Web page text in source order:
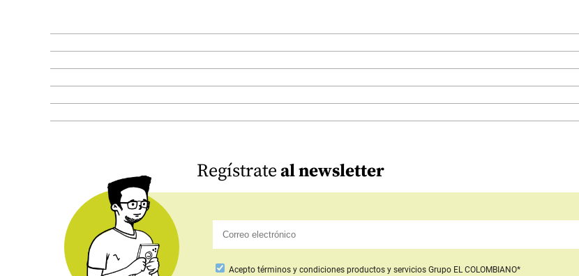
Regístrateal newsletter
Acepto términos y condiciones productos y servicios Grupo EL COLOMBIANO*